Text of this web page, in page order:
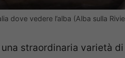
dove vedere l’alba (Alba sulla
straordinaria varietà